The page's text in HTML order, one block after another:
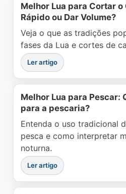
Melhor Lua para Cortar
Rápido ou Dar Volume?
Veja o que as tradições
fases da Lua e cortes de
Ler artigo
Melhor Lua para Pescar:
para a pescaria?
Entenda o uso tradicional
pesca e como interpretar
noturna.
Ler artigo